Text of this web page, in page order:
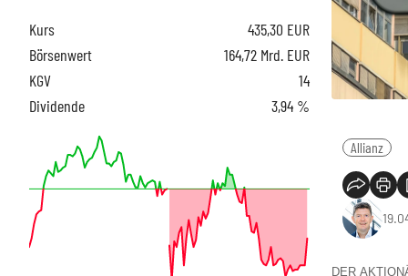
Allianz
DER
Kurs 435,30 EUR
Börsenwert
164,72 Mrd. EUR
KGV
14
Dividende
3,94 %